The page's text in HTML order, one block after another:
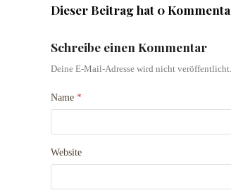
Dieser Beitrag hat 0
Schreibe einen Kommentar
Deine E-Mail-Adresse wird nicht veröffentlicht.
Name *
Website